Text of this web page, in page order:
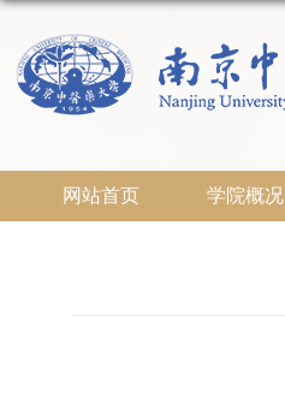
网站首页 学院概况